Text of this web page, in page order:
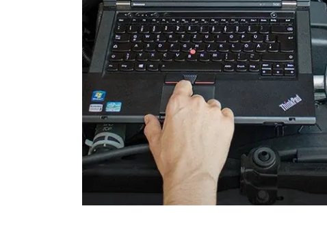
Klimaanlage hinten
Kombiinstrument
Lenkradelektronik
Lenkradwinkel-Sensor
Leuchtweitenregulierung (LWR)
Lichtsteuerung links
Lichtsteuerung rechts
Medienplayer 3
Motorsteuerung (EMS)
Motorsteuerung 2 (EMS)
Navigationssystem